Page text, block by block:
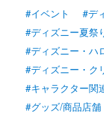
#イベント
#デ
#ディズニー夏祭
#ディズニー・ハ
#ディズニー・ク
#キャラクター関
#グッズ/商品店舗